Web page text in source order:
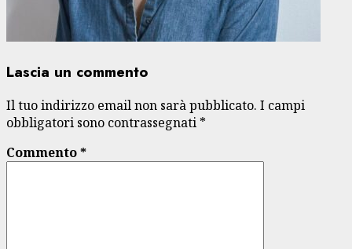
Lascia un commento
Il tuo indirizzo email non sarà pubblicato. I campi
obbligatori sono contrassegnati *
Commento*